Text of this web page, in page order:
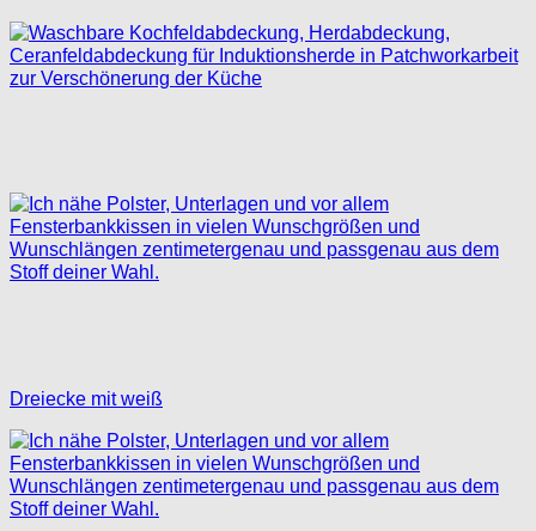
Dreiecke mit weiß